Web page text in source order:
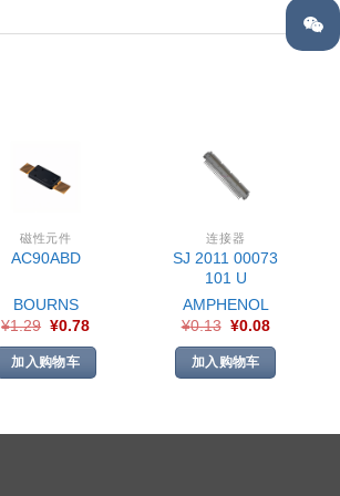
磁性元件
AC90ABD
BOURNS
¥1.29 ¥0.78
加入购物车
连接器
SJ 2011 00073
101 U
AMPHENOL
¥0.13 ¥0.08
加入购物车